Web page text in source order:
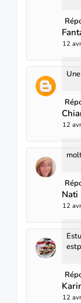
12
12
Nati
12
12